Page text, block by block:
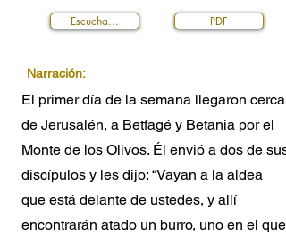
Escucha... PDF
Narración:
El primer día de la semana llegaron cerca
de Jerusalén, a Betfagé y Betania por el
Monte de los Olivos. Él envió a dos de sus
discípulos y les dijo: “Vayan a la aldea
que está delante de ustedes, y allí
encontrarán atado un burro, uno en el que